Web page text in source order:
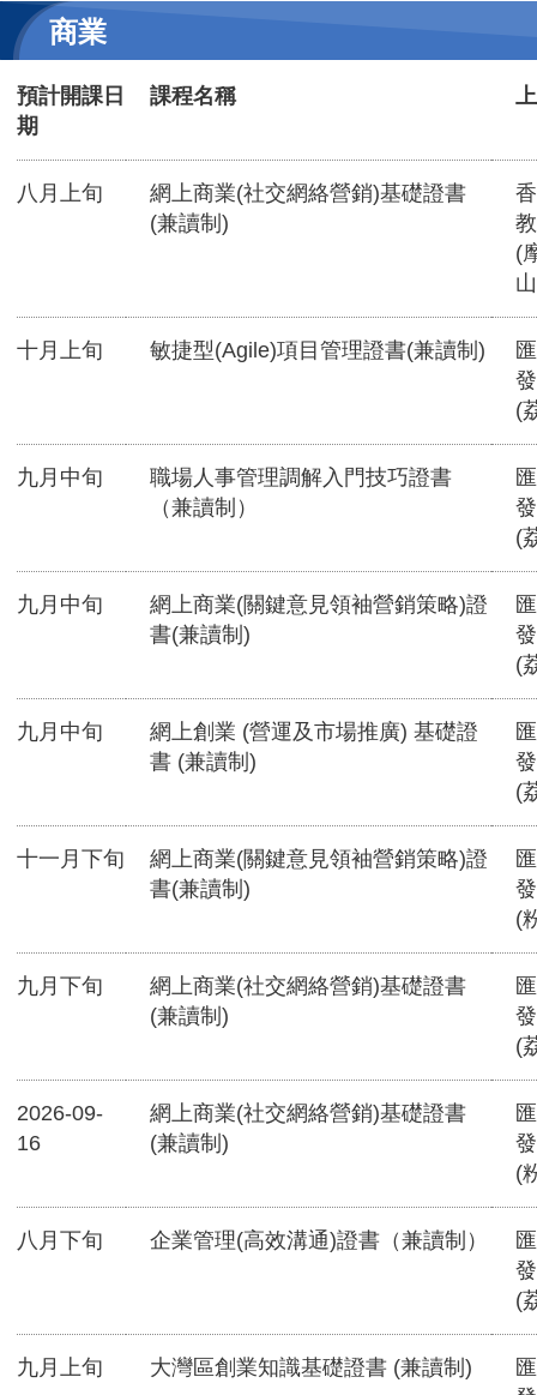
商業
預計開課日
期
課程名稱
八月上旬
網上商業(社交網絡營銷)基礎證書
(兼讀制)
(
十月上旬 敏捷型(Agile)項目管理證書(兼讀制)
(
九月中旬
職場人事管理調解入門技巧證書
（兼讀制）
(
九月中旬
網上商業(關鍵意見領袖營銷策略)證
書(兼讀制)
(
九月中旬
網上創業 (營運及市場推廣) 基礎證
書 (兼讀制)
(
十一月下旬
網上商業(關鍵意見領袖營銷策略)證
書(兼讀制)
(
九月下旬
網上商業(社交網絡營銷)基礎證書
(兼讀制)
(
2026-09-
16
網上商業(社交網絡營銷)基礎證書
(兼讀制)
(
八月下旬 企業管理(高效溝通)證書（兼讀制）
(
九月上旬 大灣區創業知識基礎證書 (兼讀制)